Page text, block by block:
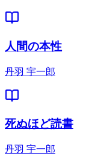
人間の本性
丹羽 宇一郎
死ぬほど読書
丹羽 宇一郎